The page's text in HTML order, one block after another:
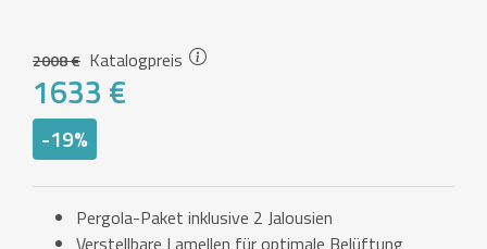
2008 € Katalogpreis
1633 €
-19%
Pergola-Paket inklusive 2 Jalousien